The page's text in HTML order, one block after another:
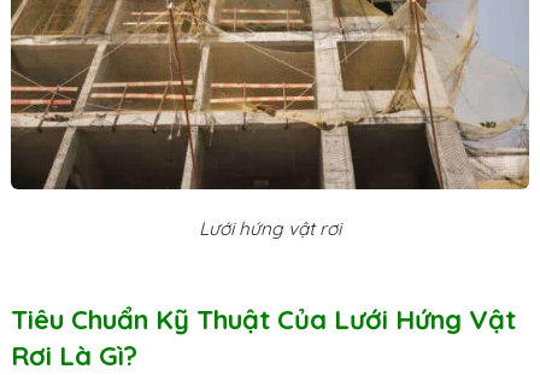
Lưới hứng vật rơi
Tiêu Chuẩn Kỹ Thuật Của Lưới Hứng Vật
Rơi Là Gì?